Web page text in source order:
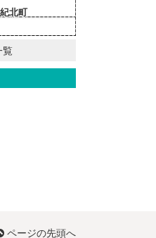
紀北町
覧
ページの先頭へ